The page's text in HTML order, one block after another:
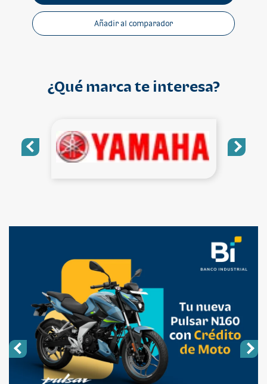
Añadir al comparador
¿Qué marca te interesa?